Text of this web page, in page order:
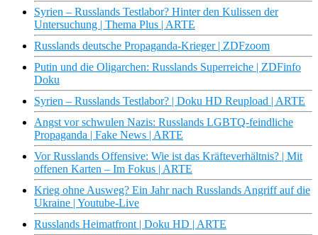
Syrien – Russlands Testlabor? Hinter den Kulissen der
Untersuchung | Thema Plus | ARTE
Russlands deutsche Propaganda-Krieger | ZDFzoom
Putin und die Oligarchen: Russlands Superreiche | ZDFinfo
Doku
Syrien – Russlands Testlabor? | Doku HD Reupload | ARTE
Angst vor schwulen Nazis: Russlands LGBTQ-feindliche
Propaganda | Fake News | ARTE
Vor Russlands Offensive: Wie ist das Kräfteverhältnis? | Mit
offenen Karten – Im Fokus | ARTE
Krieg ohne Ausweg? Ein Jahr nach Russlands Angriff auf die
Ukraine | Youtube-Live
Russlands Heimatfront | Doku HD | ARTE